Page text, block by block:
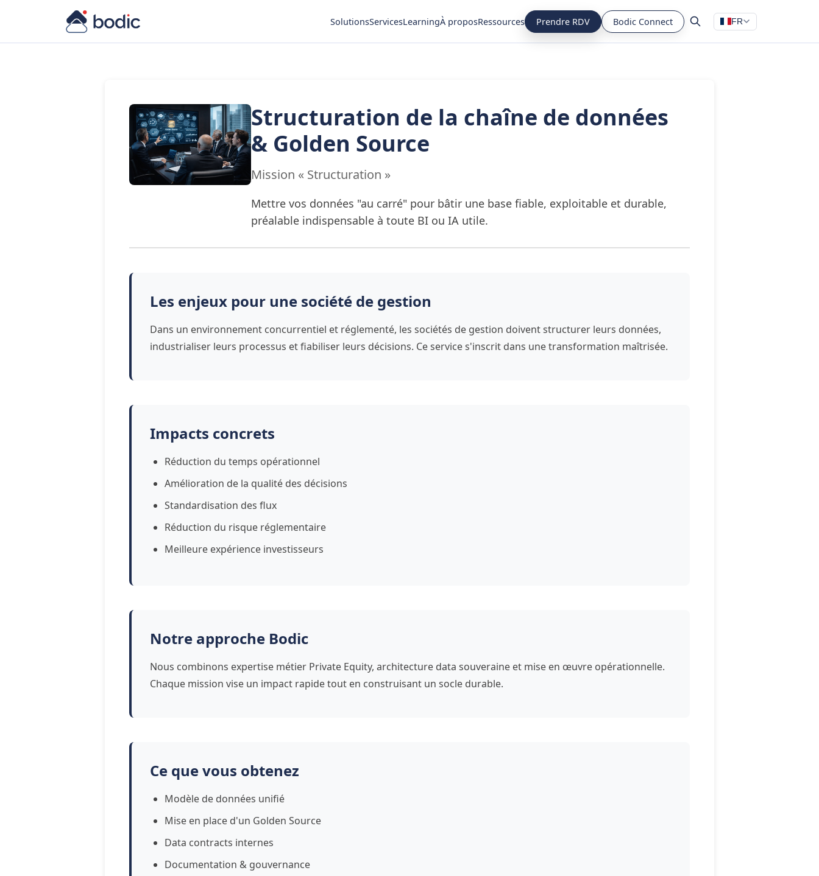
SolutionsServicesLearningÀ proposRessources Prendre RDV Bodic Connect FR
Structuration de la chaîne de données
& Golden Source
Mission « Structuration »
Mettre vos données "au carré" pour bâtir une base fiable, exploitable et durable,
préalable indispensable à toute BI ou IA utile.
Les enjeux pour une société de gestion
Dans un environnement concurrentiel et réglementé, les sociétés de gestion doivent structurer leurs données,
industrialiser leurs processus et fiabiliser leurs décisions. Ce service s'inscrit dans une transformation maîtrisée.
Impacts concrets
Réduction du temps opérationnel
Amélioration de la qualité des décisions
Standardisation des flux
Réduction du risque réglementaire
Meilleure expérience investisseurs
Notre approche Bodic
Nous combinons expertise métier Private Equity, architecture data souveraine et mise en œuvre opérationnelle.
Chaque mission vise un impact rapide tout en construisant un socle durable.
Ce que vous obtenez
Modèle de données unifié
Mise en place d'un Golden Source
Data contracts internes
Documentation & gouvernance